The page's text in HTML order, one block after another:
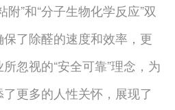
”和“分子生物化学反应”双
了除醛的速度和效率，更
忽视的“安全可靠”理念，为
更多的人性关怀，展现了